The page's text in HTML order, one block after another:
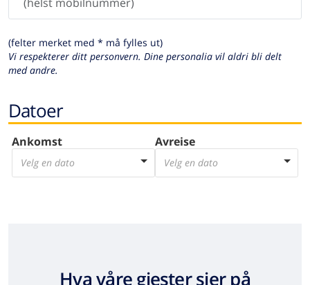
(felter merket med * må fylles ut)
Vi respekterer ditt personvern. Dine personalia vil aldri bli delt
med andre.
Datoer
Ankomst
Velg en dato
Avreise
Velg en dato
Hva våre gjester sier på